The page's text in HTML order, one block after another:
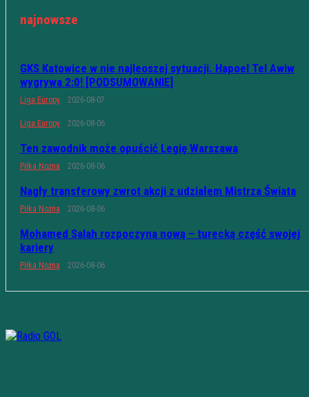
najnowsze
GKS Katowice w nie najleoszej sytuacji. Hapoel Tel Awiw
wygrywa 2:0! [PODSUMOWANIE]
Liga Europy 2026-08-07
Liga Europy 2026-08-06
Ten zawodnik może opuścić Legię Warszawa
Piłka Nożna 2026-08-06
Nagły transferowy zwrot akcji z udziałem Mistrza Świata
Piłka Nożna 2026-08-06
Mohamed Salah rozpoczyna nową – turecką część swojej
kariery
Piłka Nożna 2026-08-06